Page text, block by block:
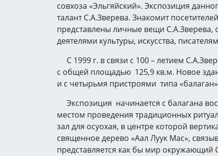
совхоза «Эльгяйский». Экспозиция
талант С.А.Зверева. Знакомит
представлены личные вещи С.А.Зверева,
деятелями культуры, искусства,
С 1999 г. в связи с 100 – летием
с общей площадью 125,9 кв.м. Новое
и с четырьмя пристроями типа
Экспозиция начинается с балагана
местом проведения традиционных
зал для осуохая, в центре которой
священное дерево «Аал Луук Мас»,
представляется как бы мир окружающий